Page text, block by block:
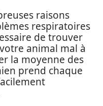
raisons
respiratoires
de trouver
animal mal à
la moyenne des
prend chaque